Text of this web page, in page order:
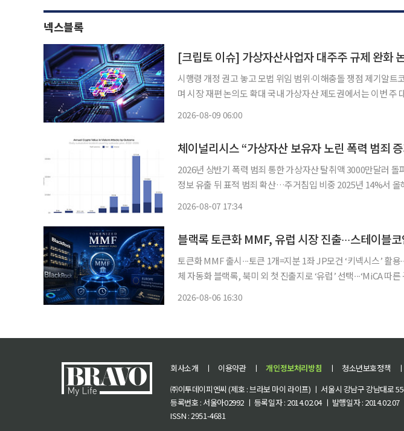
넥스블록
시행령 개정 권고 놓고 모법 위임 범위∙이해충돌 쟁점 제기알트
며 시장 재편 논의도 확대 국내 가상자산 제도권에서는 이번 주 대주주 적격성 규제 완화 논쟁
2026-08-09 06:00
2026년 상반기 폭력 범죄 통한 가상자산 탈취액 3000만달러
정보 유출 뒤 표적 범죄 확산…주거침입 비중 2025년 14%서 올
2026-08-07 17:34
블랙록 토큰화 MMF, 유럽 시장 진출∙∙∙스테이블
토큰화 MMF 출시∙∙∙토큰 1개=지분 1좌 JP모건 ‘키넥시스’ 활용
체 자동화 블랙록, 북미 외 첫 진출지로 ‘유럽’ 선택∙∙∙‘MiCA 따
2026-08-06 16:30
회사소개 ㅣ 이용약관 ㅣ 개인정보처리방침 ㅣ 청소년보호정책 ㅣ
㈜이투데이피엔씨 (제호 : 브라보 마이 라이프) ㅣ 서울시 강남구 강남대로
등록번호 : 서울아02992 ㅣ 등록일자 : 2014.02.04 ㅣ 발행일자 :
ISSN : 2951-4681